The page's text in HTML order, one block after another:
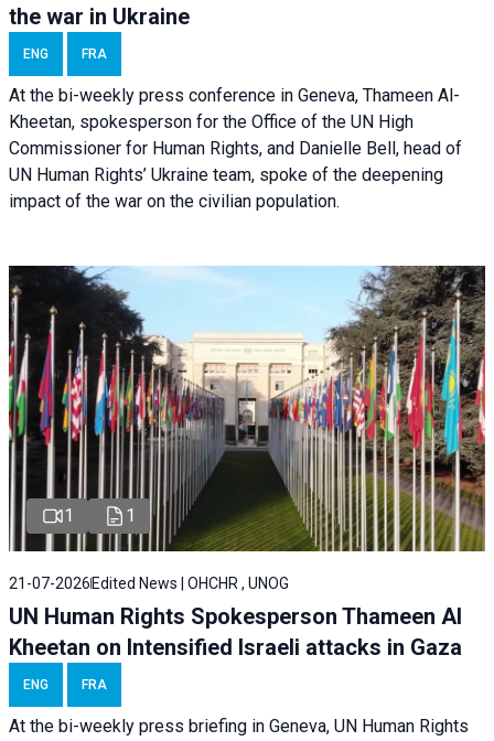
the war in Ukraine
ENG FRA
At the bi-weekly press conference in Geneva, Thameen Al-
Kheetan, spokesperson for the Office of the UN High
Commissioner for Human Rights, and Danielle Bell, head of
UN Human Rights’ Ukraine team, spoke of the deepening
impact of the war on the civilian population.
1 1
21-07-2026 Edited News | OHCHR , UNOG
UN Human Rights Spokesperson Thameen Al
Kheetan on Intensified Israeli attacks in Gaza
ENG FRA
At the bi-weekly press briefing in Geneva, UN Human Rights